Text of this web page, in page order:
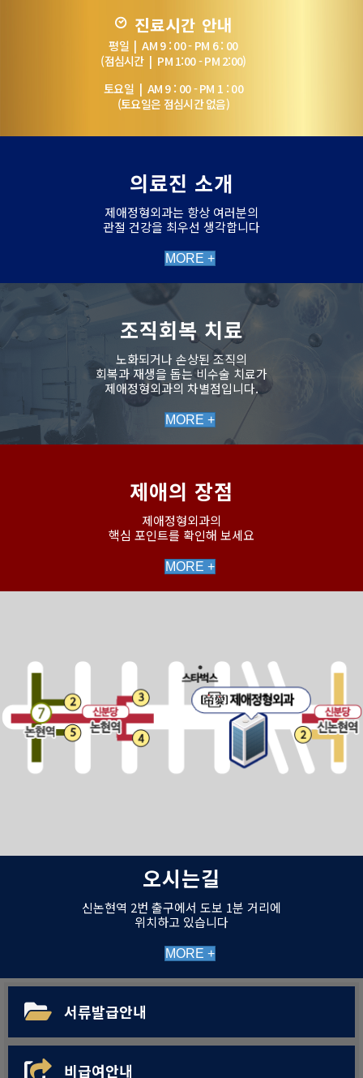
진료시간 안내
평일 | AM 9 : 00 - PM 6 : 00
(점심시간 | PM 1:00 - PM 2:00)
토요일 | AM 9 : 00 - PM 1 : 00
(토요일은 점심시간 없음)
의료진 소개
제애정형외과는 항상 여러분의
관절 건강을 최우선 생각합니다
MORE +
조직회복 치료
노화되거나 손상된 조직의
회복과 재생을 돕는 비수술 치료가
제애정형외과의 차별점입니다.
MORE +
제애의 장점
제애정형외과의
핵심 포인트를 확인해 보세요
MORE +
오시는길
신논현역 2번 출구에서 도보 1분 거리에
위치하고 있습니다
MORE +
서류발급안내
비급여안내